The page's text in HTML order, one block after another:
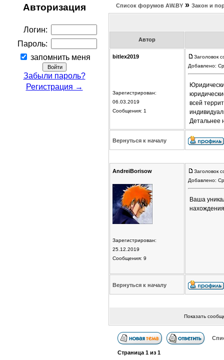
Авторизация
Логин:
Пароль:
запомнить меня
Забыли пароль?
Регистрация →
Список форумов АW.BY » Закон и
Автор
bitlex2019
Зарегистрирован:
06.03.2019
Сообщения: 1
Заголовок
Добавлено:
всей
Детальнее
Вернуться к началу
AndreiBorisow
Зарегистрирован:
25.12.2019
Сообщения: 9
Заголовок
Добавлено:
Ваша
нахождения
Вернуться к началу
Показать
Страница 1из 1